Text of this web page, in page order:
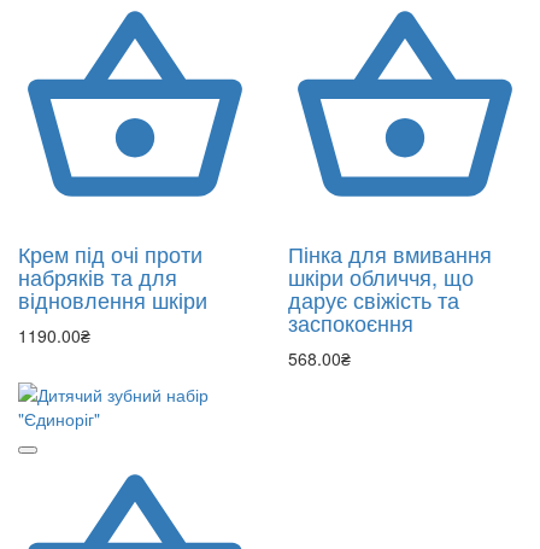
Крем під очі проти
набряків та для
відновлення шкіри
1190.00₴
Пінка для вмивання
шкіри обличчя, що
дарує свіжість та
заспокоєння
568.00₴